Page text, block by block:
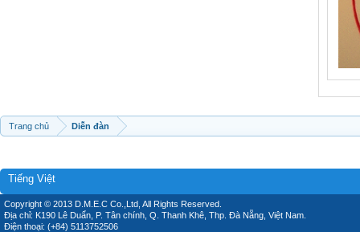
Trang chủ Diễn đàn
Tiếng Việt
Copyright © 2013 D.M.E.C Co.,Ltd, All Rights Reserved.
Địa chỉ: K190 Lê Duẩn, P. Tân chính, Q. Thanh Khê, Thp. Đà Nẵng, Việt Nam.
Điện thoại: (+84) 5113752506